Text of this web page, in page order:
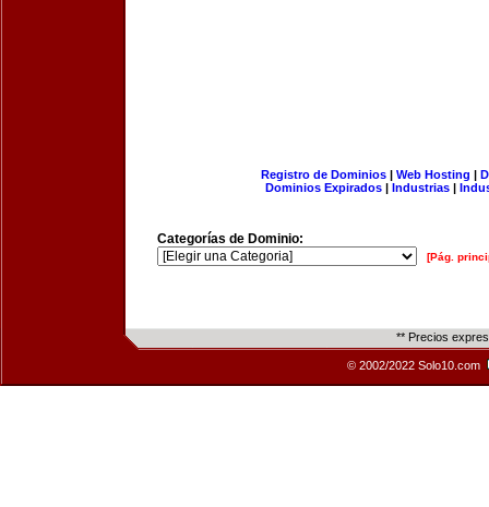
Registro de Dominios| Web Hosting |
Dominios Expirados | Industrias |
Categorías de Dominio:
[Pág.
** Precios
© 2002/2022 Solo10.com